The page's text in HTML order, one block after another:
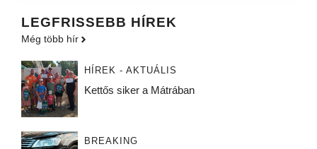
LEGFRISSEBB HÍREK
Még több hír
HÍREK - AKTUÁLIS
Kettős siker a Mátrában
BREAKING